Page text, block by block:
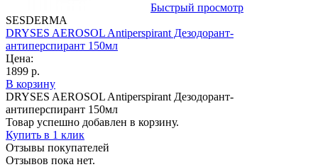
Быстрый просмотр
SESDERMA
DRYSES AEROSOL Antiperspirant Дезодорант-
антиперспирант 150мл
Цена:
1899 р.
В корзину
DRYSES AEROSOL Antiperspirant Дезодорант-
антиперспирант 150мл
Товар успешно добавлен в корзину.
Купить в 1 клик
Отзывы покупателей
Отзывов пока нет.